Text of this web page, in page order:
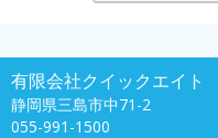
有限会社クイックエイト
静岡県三島市中71-2
055-991-1500